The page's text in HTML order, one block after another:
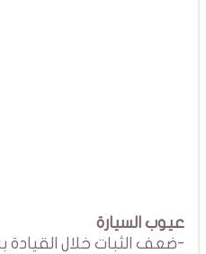
عيوب السيارة
-ضعف الثبات خلال القيادة